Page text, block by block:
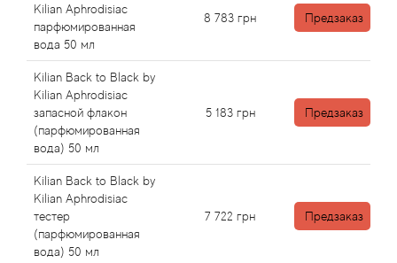
Kilian Aphrodisiac
парфюмированная
вода 50 мл
8 783 грн Предзаказ
Kilian Back to Black by
Kilian Aphrodisiac
запасной флакон
(парфюмированная
вода) 50 мл
5 183 грн Предзаказ
Kilian Back to Black by
Kilian Aphrodisiac
тестер
(парфюмированная
вода) 50 мл
7 722 грн Предзаказ
Alfred Dunhill
Alyson Oldoini
Alyssa Ashley
American Crew
Amouage
Amouroud